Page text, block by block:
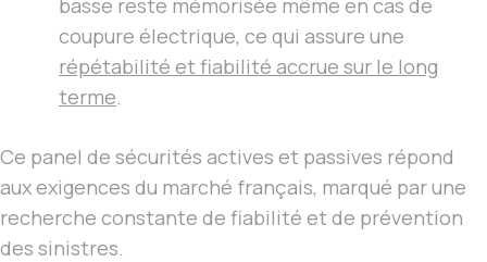
coupure électrique, ce qui assure une
répétabilité et fiabilité accrue sur le long
terme.
Ce panel de sécurités actives et passives répond
aux exigences du marché français, marqué par une
recherche constante de fiabilité et de prévention
des sinistres.